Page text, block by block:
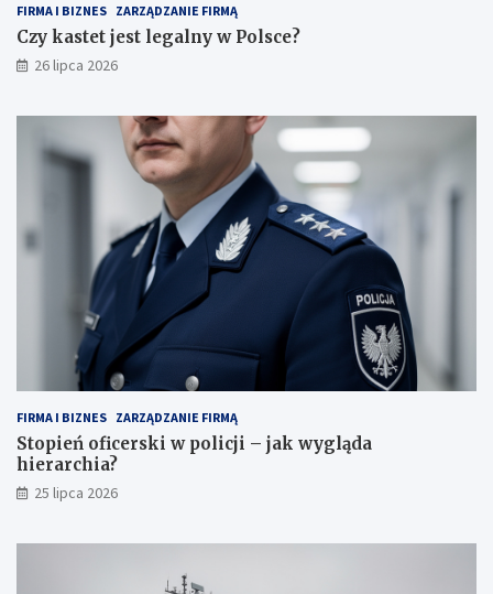
FIRMA I BIZNES ZARZĄDZANIE FIRMĄ
Czy kastet jest legalny w Polsce?
26 lipca 2026
FIRMA I BIZNES ZARZĄDZANIE FIRMĄ
Stopień oficerski w policji – jak wygląda
hierarchia?
25 lipca 2026